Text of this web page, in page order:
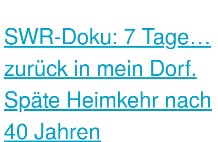
SWR-Doku: 7 Tage…
zurück in mein Dorf.
Späte Heimkehr nach
40 Jahren